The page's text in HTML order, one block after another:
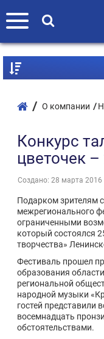
О компании
Конкурс
цветочек –
Создано: 28 марта 2016
Подарком зрителям
межрегионального
ограниченными
который состоялся
творчества»
Фестиваль прошел
образования
региональной
народной музыки
гостей представили
восемнадцать
обстоятельствами.